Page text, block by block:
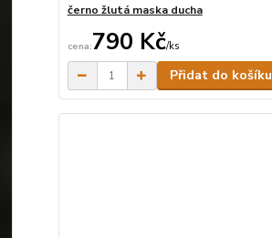
černo žlutá maska ducha
790 Kč/ks
Přidat do košíku